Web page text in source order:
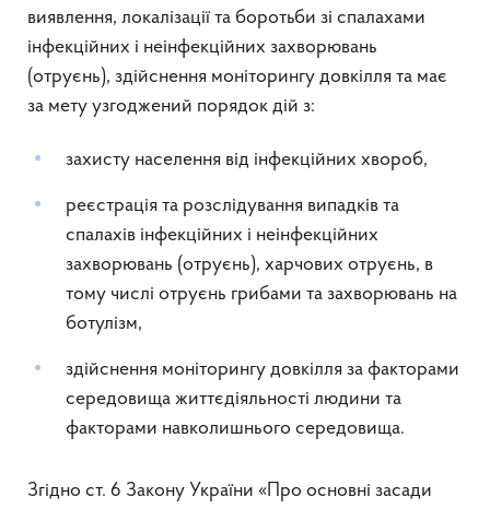
виявлення, локалізації та боротьби зі спалахами
інфекційних і неінфекційних захворювань
(отруєнь), здійснення моніторингу довкілля та має
за мету узгоджений порядок дій з:
захисту населення від інфекційних хвороб,
реєстрація та розслідування випадків та
спалахів інфекційних і неінфекційних
захворювань (отруєнь), харчових отруєнь, в
тому числі отруєнь грибами та захворювань на
ботулізм,
здійснення моніторингу довкілля за факторами
середовища життєдіяльності людини та
факторами навколишнього середовища.
Згідно ст. 6 Закону України «Про основні засади